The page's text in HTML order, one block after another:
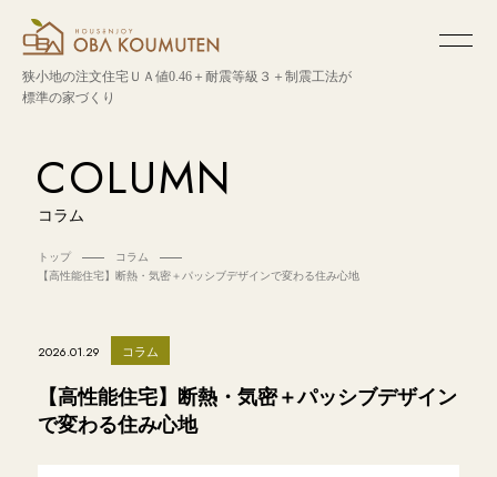
狭小地の注文住宅ＵＡ値0.46＋耐震等級３＋制震工法が
標準の家づくり
COLUMN
コラム
トップ
コラム
【高性能住宅】断熱・気密＋パッシブデザインで変わる住み心地
2026.01.29 コラム
【高性能住宅】断熱・気密＋パッシブデザイン
で変わる住み心地